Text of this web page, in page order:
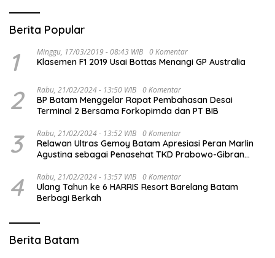
Berita Popular
1 Minggu, 17/03/2019 - 08:43 WIB 0 Komentar
Klasemen F1 2019 Usai Bottas Menangi GP Australia
2 Rabu, 21/02/2024 - 13:50 WIB 0 Komentar
BP Batam Menggelar Rapat Pembahasan Desai
Terminal 2 Bersama Forkopimda dan PT BIB
3 Rabu, 21/02/2024 - 13:52 WIB 0 Komentar
Relawan Ultras Gemoy Batam Apresiasi Peran Marlin
Agustina sebagai Penasehat TKD Prabowo-Gibran
4 Rabu, 21/02/2024 - 13:57 WIB 0 Komentar
Ulang Tahun ke 6 HARRIS Resort Barelang Batam
Berbagi Berkah
Berita Batam